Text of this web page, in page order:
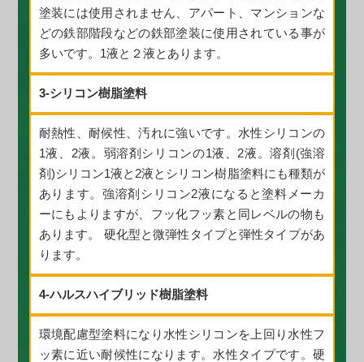
塗装には使用されません、アパート、マンションな
どの鉄部階段などの鉄部塗装に使用されている事が
多いです。1液と２液とあります。
3-シリコン樹脂塗料
耐熱性、耐候性、汚れに強いです。水性シリコンの
1液、2液。弱溶剤シリコンの1液、2液。溶剤(強溶
剤)シリコン1液と2液とシリコン樹脂塗料にも種類が
あります。強溶剤シリコン2液になると塗料メーカ
ーにもよりますが、フッ化フッ素と同レベルの物も
あります。 硬化型と微弾性タイプと弾性タイプがあ
ります。
4-ハルスハイブリッド樹脂塗料
環境配慮型塗料になり水性シリコンを上回り水性フ
ッ素に近い耐候性になります。水性タイプです。硬